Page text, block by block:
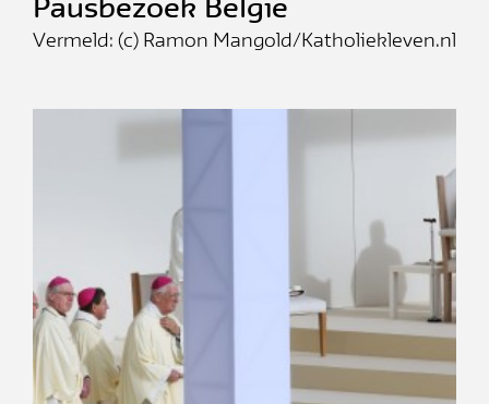
Pausbezoek België
Vermeld: (c) Ramon Mangold/Katholiekleven.nl